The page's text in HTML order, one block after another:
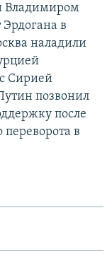
Владимиром
в
наладили
Сирией
позвонил
после
в